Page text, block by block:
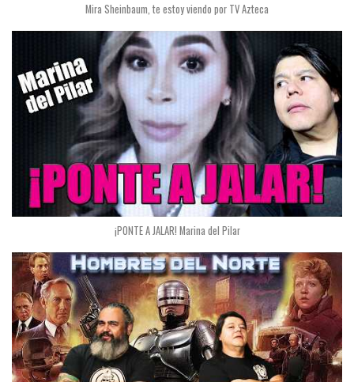
Mira Sheinbaum, te estoy viendo por TV Azteca
¡PONTE A JALAR! Marina del Pilar